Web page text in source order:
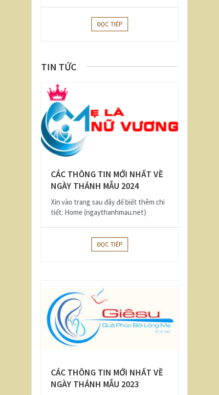
ĐỌC TIẾP
TIN TỨC
CÁC THÔNG TIN MỚI NHẤT VỀ
NGÀY THÁNH MẪU 2024
Xin vào trang sau đây để biết thêm chi
tiết: Home (ngaythanhmau.net)
ĐỌC TIẾP
CÁC THÔNG TIN MỚI NHẤT VỀ
NGÀY THÁNH MẪU 2023